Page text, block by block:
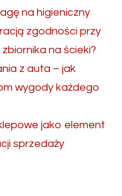
na higieniczny
zgodności przy
na ścieki?
z auta – jak
wygody każdego
jako element
sprzedaży